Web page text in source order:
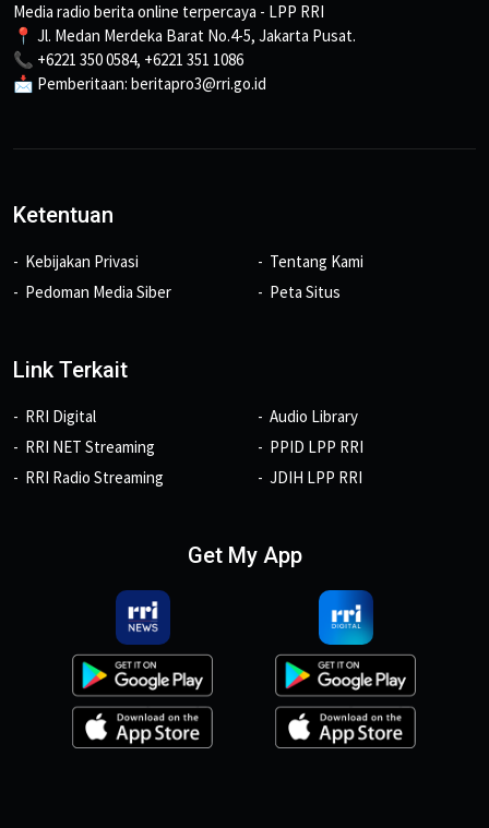
Media radio berita online terpercaya - LPP RRI
📍 Jl. Medan Merdeka Barat No.4-5, Jakarta Pusat.
📞 +6221 350 0584, +6221 351 1086
📩 Pemberitaan: beritapro3@rri.go.id
Ketentuan
Kebijakan Privasi
Pedoman Media Siber
Tentang Kami
Peta Situs
Link Terkait
RRI Digital
RRI NET Streaming
RRI Radio Streaming
Audio Library
PPID LPP RRI
JDIH LPP RRI
Get My App